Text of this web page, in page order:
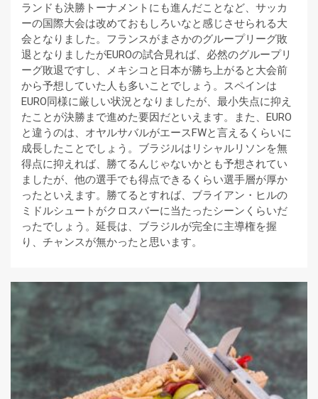
ランドも決勝トーナメントにも進んだことなど、サッカ
ーの国際大会は改めておもしろいなと感じさせられる大
会となりました。フランスがまさかのグループリーグ敗
退となりましたがEUROの試合見れば、必然のグループリ
ーグ敗退ですし、メキシコと日本が勝ち上がると大会前
から予想していた人も多いことでしょう。スペインは
EURO同様に厳しい状況となりましたが、最小失点に抑え
たことが決勝まで進めた要因だといえます。また、EURO
と違うのは、オヤルサバルがエースFWと言えるくらいに
成長したことでしょう。ブラジルはリシャルリソンを無
得点に抑えれば、勝てるんじゃないかとも予想されてい
ましたが、他の選手でも得点できるくらい選手層が厚か
ったといえます。勝てるとすれば、ブライアン・ヒルの
ミドルシュートがクロスバーに当たったシーンくらいだ
ったでしょう。延長は、ブラジルが完全に主導権を握
り、チャンスが無かったと思います。